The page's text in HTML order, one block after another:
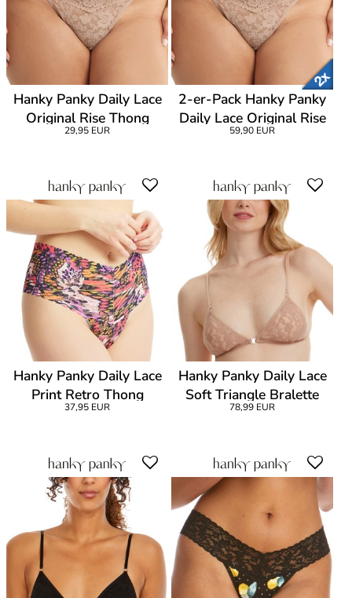
Hanky Panky Daily Lace
Original Rise Thong
29,95 EUR
2-er-Pack Hanky Panky
Daily Lace Original Rise
Thong
59,90 EUR
Hanky Panky Daily Lace
Print Retro Thong
37,95 EUR
Hanky Panky Daily Lace
Soft Triangle Bralette
78,99 EUR